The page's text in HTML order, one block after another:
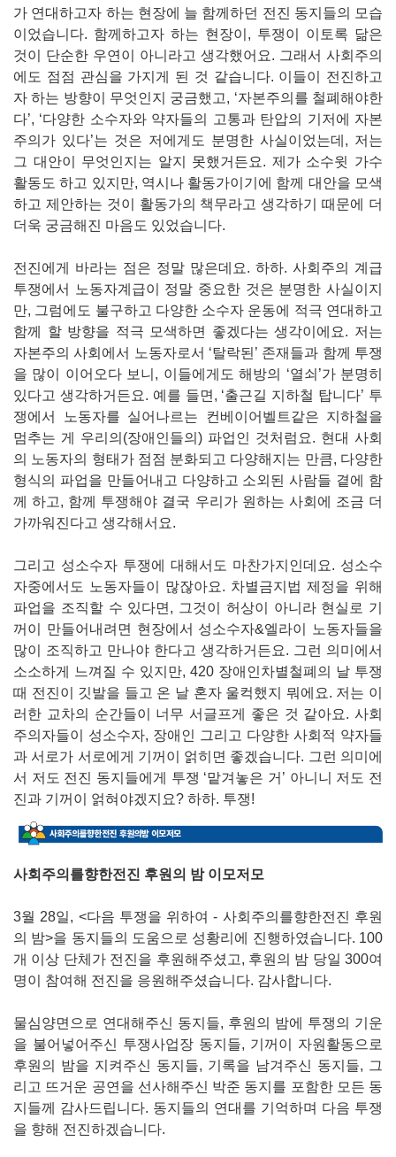
가 연대하고자 하는 현장에 늘 함께하던 전진 동지들의 모습
이었습니다. 함께하고자 하는 현장이, 투쟁이 이토록 닮은
것이 단순한 우연이 아니라고 생각했어요. 그래서 사회주의
에도 점점 관심을 가지게 된 것 같습니다. 이들이 전진하고
자 하는 방향이 무엇인지 궁금했고, ‘자본주의를 철폐해야한
다’, ‘다양한 소수자와 약자들의 고통과 탄압의 기저에 자본
주의가 있다’는 것은 저에게도 분명한 사실이었는데, 저는
그 대안이 무엇인지는 알지 못했거든요. 제가 소수윗 가수
활동도 하고 있지만, 역시나 활동가이기에 함께 대안을 모색
하고 제안하는 것이 활동가의 책무라고 생각하기 때문에 더
더욱 궁금해진 마음도 있었습니다.
전진에게 바라는 점은 정말 많은데요. 하하. 사회주의 계급
투쟁에서 노동자계급이 정말 중요한 것은 분명한 사실이지
만, 그럼에도 불구하고 다양한 소수자 운동에 적극 연대하고
함께 할 방향을 적극 모색하면 좋겠다는 생각이에요. 저는
자본주의 사회에서 노동자로서 ‘탈락된’ 존재들과 함께 투쟁
을 많이 이어오다 보니, 이들에게도 해방의 ‘열쇠’가 분명히
있다고 생각하거든요. 예를 들면, ‘출근길 지하철 탑니다’ 투
쟁에서 노동자를 실어나르는 컨베이어벨트같은 지하철을
멈추는 게 우리의(장애인들의) 파업인 것처럼요. 현대 사회
의 노동자의 형태가 점점 분화되고 다양해지는 만큼, 다양한
형식의 파업을 만들어내고 다양하고 소외된 사람들 곁에 함
께 하고, 함께 투쟁해야 결국 우리가 원하는 사회에 조금 더
가까워진다고 생각해서요.
그리고 성소수자 투쟁에 대해서도 마찬가지인데요. 성소수
자중에서도 노동자들이 많잖아요. 차별금지법 제정을 위해
파업을 조직할 수 있다면, 그것이 허상이 아니라 현실로 기
꺼이 만들어내려면 현장에서 성소수자&엘라이 노동자들을
많이 조직하고 만나야 한다고 생각하거든요. 그런 의미에서
소소하게 느껴질 수 있지만, 420 장애인차별철폐의 날 투쟁
때 전진이 깃발을 들고 온 날 혼자 울컥했지 뭐에요. 저는 이
러한 교차의 순간들이 너무 서글프게 좋은 것 같아요. 사회
주의자들이 성소수자, 장애인 그리고 다양한 사회적 약자들
과 서로가 서로에게 기꺼이 얽히면 좋겠습니다. 그런 의미에
서 저도 전진 동지들에게 투쟁 ‘맡겨놓은 거’ 아니니 저도 전
진과 기꺼이 얽혀야겠지요? 하하. 투쟁!
사회주의를향한전진 후원의 밤 이모저모
3월 28일, <다음 투쟁을 위하여 - 사회주의를향한전진 후원
의 밤>을 동지들의 도움으로 성황리에 진행하였습니다. 100
개 이상 단체가 전진을 후원해주셨고, 후원의 밤 당일 300여
명이 참여해 전진을 응원해주셨습니다. 감사합니다.
물심양면으로 연대해주신 동지들, 후원의 밤에 투쟁의 기운
을 불어넣어주신 투쟁사업장 동지들, 기꺼이 자원활동으로
후원의 밤을 지켜주신 동지들, 기록을 남겨주신 동지들, 그
리고 뜨거운 공연을 선사해주신 박준 동지를 포함한 모든 동
지들께 감사드립니다. 동지들의 연대를 기억하며 다음 투쟁
을 향해 전진하겠습니다.